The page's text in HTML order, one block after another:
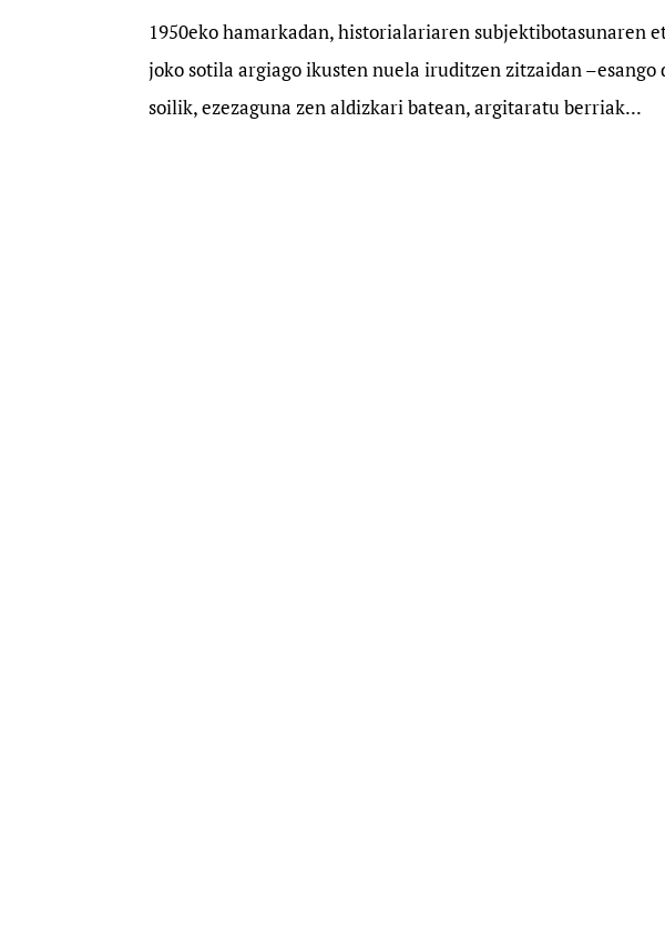
1950eko hamarkadan, historialariaren subjektibotasunaren
joko sotila argiago ikusten nuela iruditzen zitzaidan
soilik, ezezaguna zen aldizkari batean, argitaratu berriak...